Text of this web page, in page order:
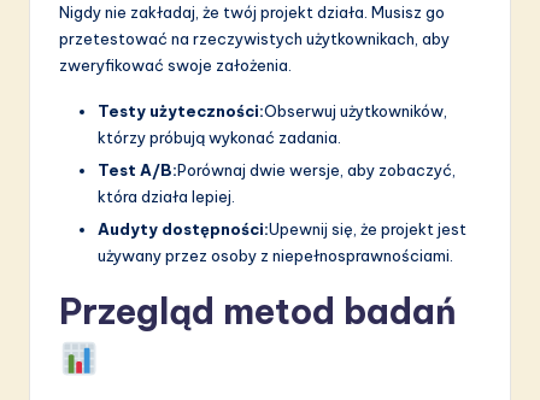
Nigdy nie zakładaj, że twój projekt działa. Musisz go
przetestować na rzeczywistych użytkownikach, aby
zweryfikować swoje założenia.
Testy użyteczności:Obserwuj użytkowników,
którzy próbują wykonać zadania.
Test A/B:Porównaj dwie wersje, aby zobaczyć,
która działa lepiej.
Audyty dostępności:Upewnij się, że projekt jest
używany przez osoby z niepełnosprawnościami.
Przegląd metod badań